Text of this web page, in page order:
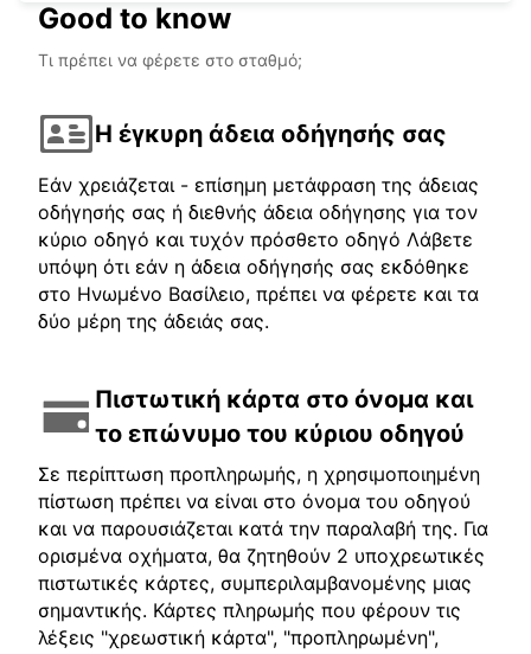
Good to know
Τι πρέπει να φέρετε στο σταθμό;
Η έγκυρη άδεια οδήγησής σας
Εάν χρειάζεται - επίσημη μετάφραση της άδειας
οδήγησής σας ή διεθνής άδεια οδήγησης για τον
κύριο οδηγό και τυχόν πρόσθετο οδηγό Λάβετε
υπόψη ότι εάν η άδεια οδήγησής σας εκδόθηκε
στο Ηνωμένο Βασίλειο, πρέπει να φέρετε και τα
δύο μέρη της άδειάς σας.
Πιστωτική κάρτα στο όνομα και
το επώνυμο του κύριου οδηγού
Σε περίπτωση προπληρωμής, η χρησιμοποιημένη
πίστωση πρέπει να είναι στο όνομα του οδηγού
και να παρουσιάζεται κατά την παραλαβή της. Για
ορισμένα οχήματα, θα ζητηθούν 2 υποχρεωτικές
πιστωτικές κάρτες, συμπεριλαμβανομένης μιας
σημαντικής. Κάρτες πληρωμής που φέρουν τις
λέξεις "χρεωστική κάρτα", "προπληρωμένη",